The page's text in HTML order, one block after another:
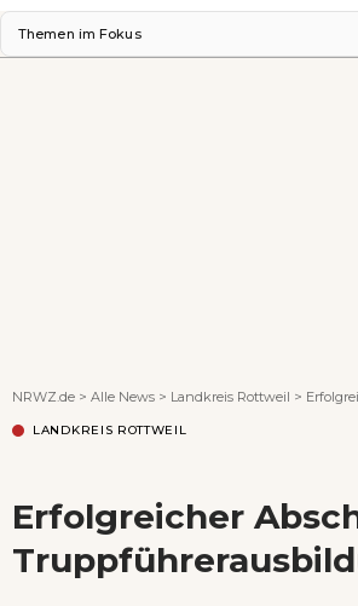
Themen im Fokus
NRWZ.de > Alle News > Landkreis Rottweil >
LANDKREIS ROTTWEIL
Erfolgreicher